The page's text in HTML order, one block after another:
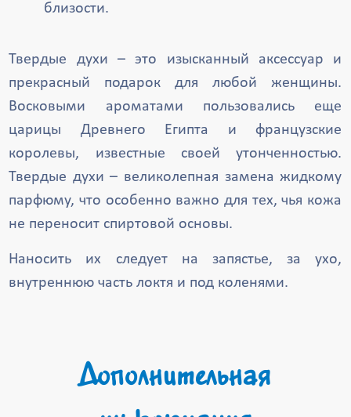
близости.
Твердые духи – это изысканный аксессуар и
прекрасный подарок для любой женщины.
Восковыми ароматами пользовались еще
царицы Древнего Египта и французские
королевы, известные своей утонченностью.
Твердые духи – великолепная замена жидкому
парфюму, что особенно важно для тех, чья кожа
не переносит спиртовой основы.
Наносить их следует на запястье, за ухо,
внутреннюю часть локтя и под коленями.
Дополнительная